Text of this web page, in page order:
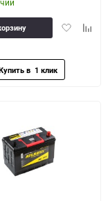
Добавить